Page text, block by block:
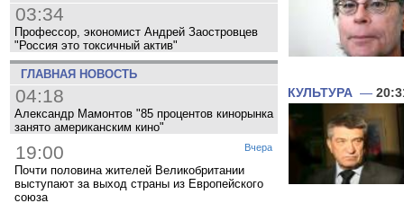
03:34
Профессор, экономист Андрей Заостровцев
"Россия это токсичный актив"
ГЛАВНАЯ НОВОСТЬ
04:18
Александр Мамонтов "85 процентов кинорынка
занято американским кино"
Вчера
19:00
Почти половина жителей Великобритании
выступают за выход страны из Европейского
союза
КУЛЬТУРА —